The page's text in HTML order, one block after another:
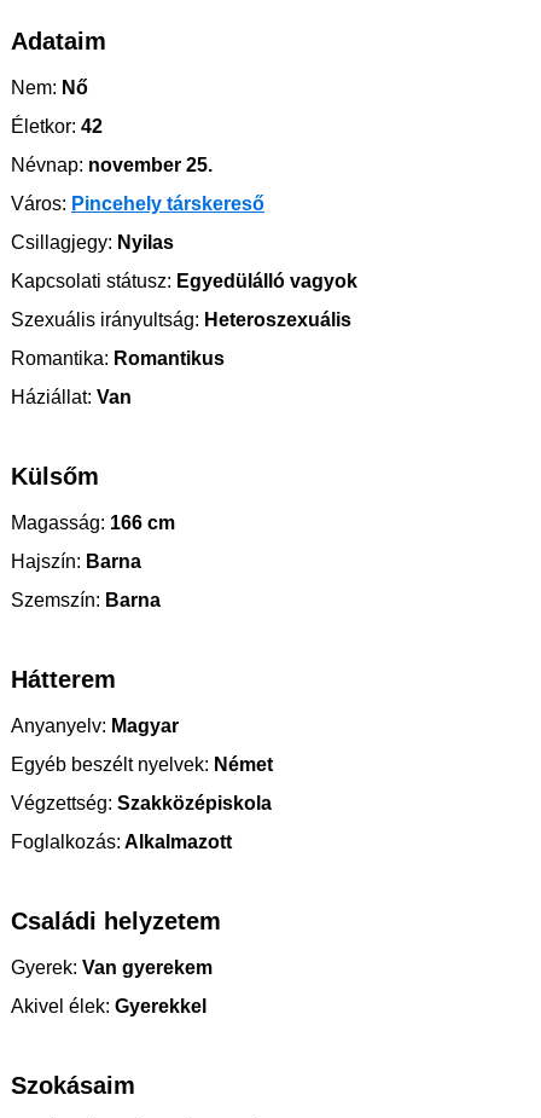
Adataim
Nem: Nő
Életkor: 42
Névnap: november 25.
Város: Pincehely társkereső
Csillagjegy: Nyilas
Kapcsolati státusz: Egyedülálló vagyok
Szexuális irányultság: Heteroszexuális
Romantika: Romantikus
Háziállat: Van
Külsőm
Magasság: 166 cm
Hajszín: Barna
Szemszín: Barna
Hátterem
Anyanyelv: Magyar
Egyéb beszélt nyelvek: Német
Végzettség: Szakközépiskola
Foglalkozás: Alkalmazott
Családi helyzetem
Gyerek: Van gyerekem
Akivel élek: Gyerekkel
Szokásaim